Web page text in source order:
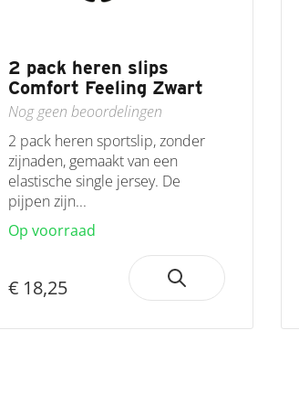
2 pack heren slips
Comfort Feeling Zwart
Nog geen beoordelingen
2 pack heren sportslip, zonder
zijnaden, gemaakt van een
elastische single jersey. De
pijpen zijn...
Op voorraad
€ 18,25